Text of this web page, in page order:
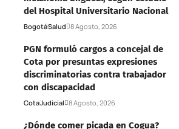
del Hospital Universitario Nacional
BogotáSalud 8 Agosto, 2026
PGN formuló cargos a concejal de
Cota por presuntas expresiones
discriminatorias contra trabajador
con discapacidad
CotaJudicial 8 Agosto, 2026
¿Dónde comer picada en Cogua?